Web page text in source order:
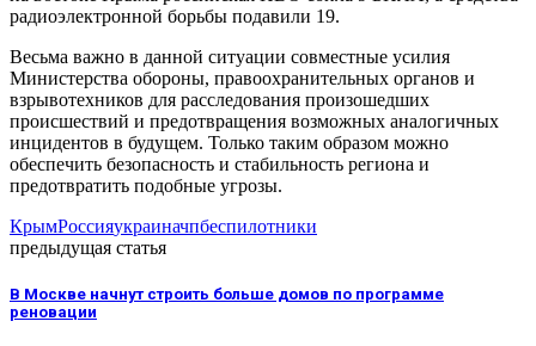
радиоэлектронной борьбы подавили 19.
Весьма важно в данной ситуации совместные усилия
Министерства обороны, правоохранительных органов и
взрывотехников для расследования произошедших
происшествий и предотвращения возможных аналогичных
инцидентов в будущем. Только таким образом можно
обеспечить безопасность и стабильность региона и
предотвратить подобные угрозы.
КрымРоссияукраиначпбеспилотники
предыдущая статья
В Москве начнут строить больше домов по программе
реновации